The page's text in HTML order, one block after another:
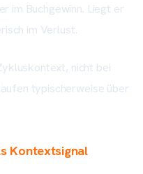
im Buchgewinn. Liegt er
im Verlust.
nicht bei
typischerweise über
Kontextsignal